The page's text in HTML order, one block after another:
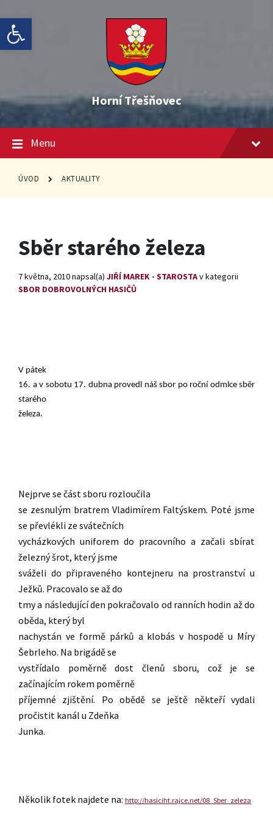
Open toolbar
to
content
to
main
navigation
to
footer
Horní Třešňovec
Menu
ÚVOD AKTUALITY
Sběr starého železa
7 května, 2010napsal(a) JIŘÍ MAREK - STAROSTAv kategorii
SBOR DOBROVOLNÝCH HASIČŮ
V pátek
16. a v sobotu 17. dubna provedl náš sbor po roční odmlce sběr
starého
železa.
Nejprve se část sboru rozloučila
se zesnulým bratrem Vladimírem Faltýskem. Poté jsme
se převlékli ze svátečních
vycházkových uniforem do pracovního a začali sbírat
železný šrot, který jsme
sváželi do připraveného kontejneru na prostranství u
Ježků. Pracovalo se až do
tmy a následující den pokračovalo od ranních hodin až do
oběda, který byl
nachystán ve formě párků a klobás v hospodě u Míry
Šebrleho. Na brigádě se
vystřídalo poměrně dost členů sboru, což je se
začínajícím rokem poměrně
příjemné zjištění. Po obědě se ještě někteří vydali
pročistit kanál u Zdeňka
Junka.
Několik fotek najdete na: http://hasiciht.rajce.net/08_Sber_zeleza